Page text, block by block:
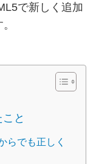
で新しく追加
と
でも正しく